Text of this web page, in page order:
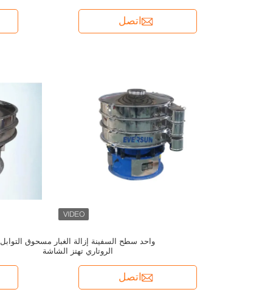
اتصل
واحد سطح السفينة إزالة الغبار مسحوق التوابل
الروتاري تهتز الشاشة
اتصل